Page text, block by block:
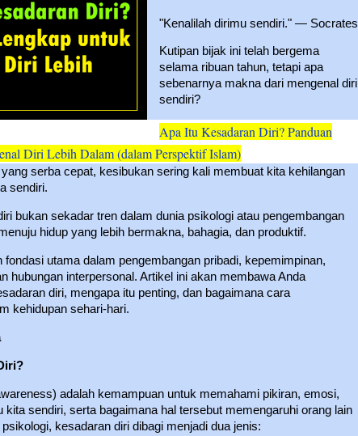
"Kenalilah dirimu sendiri." — Socrates
Kutipan bijak ini telah bergema
selama ribuan tahun, tetapi apa
sebenarnya makna dari mengenal diri
sendiri?
Apa Itu Kesadaran Diri? Panduan
Diri Lebih Dalam (dalam Perspektif Islam)
serba cepat, kesibukan sering kali membuat kita kehilangan
sendiri.
bukan sekadar tren dalam dunia psikologi atau pengembangan
hidup yang lebih bermakna, bahagia, dan produktif.
fondasi utama dalam pengembangan pribadi, kepemimpinan,
hubungan interpersonal. Artikel ini akan membawa Anda
diri, mengapa itu penting, dan bagaimana cara
kehidupan sehari-hari.
adalah kemampuan untuk memahami pikiran, emosi,
kita sendiri, serta bagaimana hal tersebut memengaruhi orang lain
kesadaran diri dibagi menjadi dua jenis: